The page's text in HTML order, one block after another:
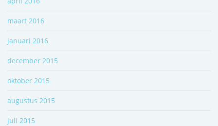
maart 2016
januari 2016
december 2015
oktober 2015
augustus 2015
juli 2015